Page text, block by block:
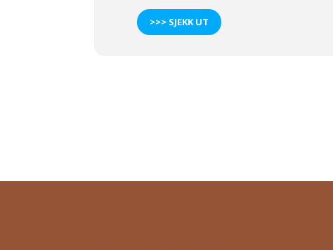
>>> SJEKK UT